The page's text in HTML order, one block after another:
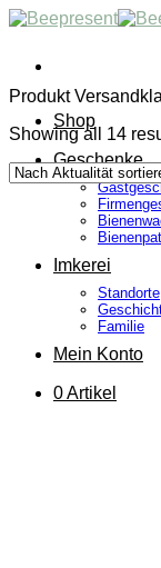
Skip
Shop
Geschenke
Imkerei
Standorte
Familie
Mein Konto
0 Artikel
Produkt
Showing all 14